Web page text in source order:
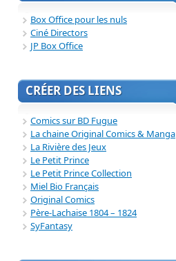
Box Office pour les nuls
Ciné Directors
JP Box Office
CRÉER DES LIENS
Comics sur BD Fugue
La chaine Original Comics & Manga
La Rivière des Jeux
Le Petit Prince
Le Petit Prince Collection
Miel Bio Français
Original Comics
Père-Lachaise 1804 – 1824
SyFantasy